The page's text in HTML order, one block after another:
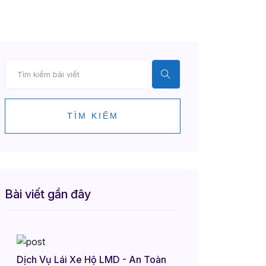
TÌM KIẾM
Bài viết gần đây
Dịch Vụ Lái Xe Hộ LMD - An Toàn